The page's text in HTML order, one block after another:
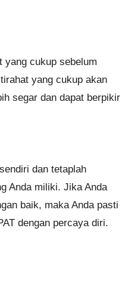
yang cukup sebelum
yang cukup akan
segar dan dapat berpikir
dan tetaplah
Anda miliki. Jika Anda
baik, maka Anda pasti
dengan percaya diri.